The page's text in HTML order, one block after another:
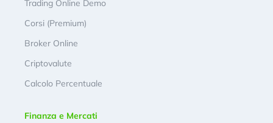
Trading Online Demo
Corsi (Premium)
Broker Online
Criptovalute
Calcolo Percentuale
Finanza e Mercati